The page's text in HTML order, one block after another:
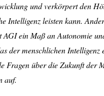
und verkörpert den
Intelligenz leisten kann.
AGI ein Maß an Autonomie
der menschlichen Intelligenz
Fragen über die Zukunft der
auf.